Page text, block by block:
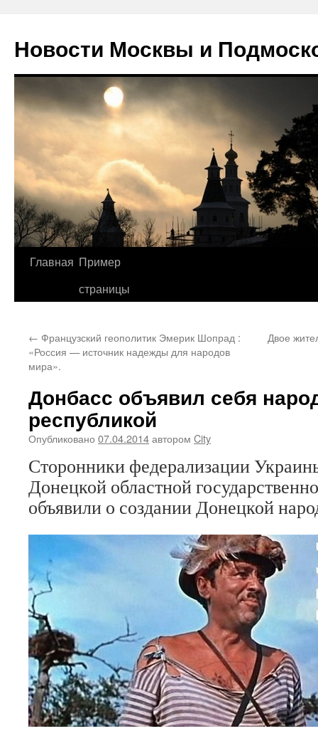
Новости Москвы и
Перейти
Главная Пример
страницы
← Французский геополитик Эмерик Шопрад :
«Россия — источник надежды для народов
мира».
Двое
Донбасс объявил себя
республикой
Опубликовано 07.04.2014автором City
Сторонники федерализации
Донецкой областной
объявили о создании Донецкой